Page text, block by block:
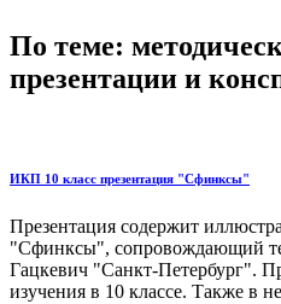
По теме:
презентации и
ИКП 10 класс презентация "Сфинксы"
Презентация содержит
"Сфинксы", сопровождающий
Гацкевич "Санкт-Петербург".
изучения в 10 классе. Также в